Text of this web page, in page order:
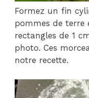
Formez un fin
pommes de terre
rectangles de 1
photo. Ces
notre recette.